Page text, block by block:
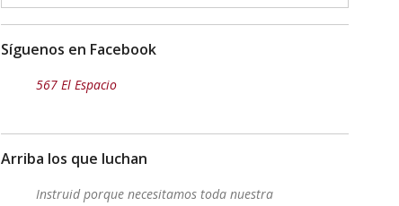
Síguenos en Facebook
567 El Espacio
Arriba los que luchan
Instruid porque necesitamos toda nuestra